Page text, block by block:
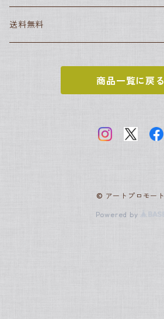
ポール・セザンヌ
ジョン・エヴァレット・ミレー
フィンセント・ファン・ゴッホ
グスタフ・クリムト
素朴派
ジャック＝ルイ・ダヴィッド
アールヌーヴォー
ジャン・オノレ・フラゴナール
ジョン・エヴァレット・ミレー
送料無料
商品一覧に戻る
© アートプロモート
Powered by